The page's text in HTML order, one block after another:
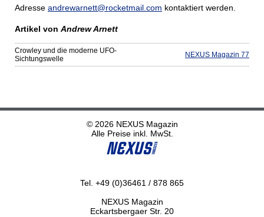
Adresse andrewarnett@rocketmail.com kontaktiert werden.
Artikel von Andrew Arnett
Crowley und die moderne UFO-
Sichtungswelle
NEXUS Magazin 77
© 2026 NEXUS Magazin
Alle Preise inkl. MwSt.
Tel. +49 (0)36461 / 878 865
NEXUS Magazin
Eckartsbergaer Str. 20